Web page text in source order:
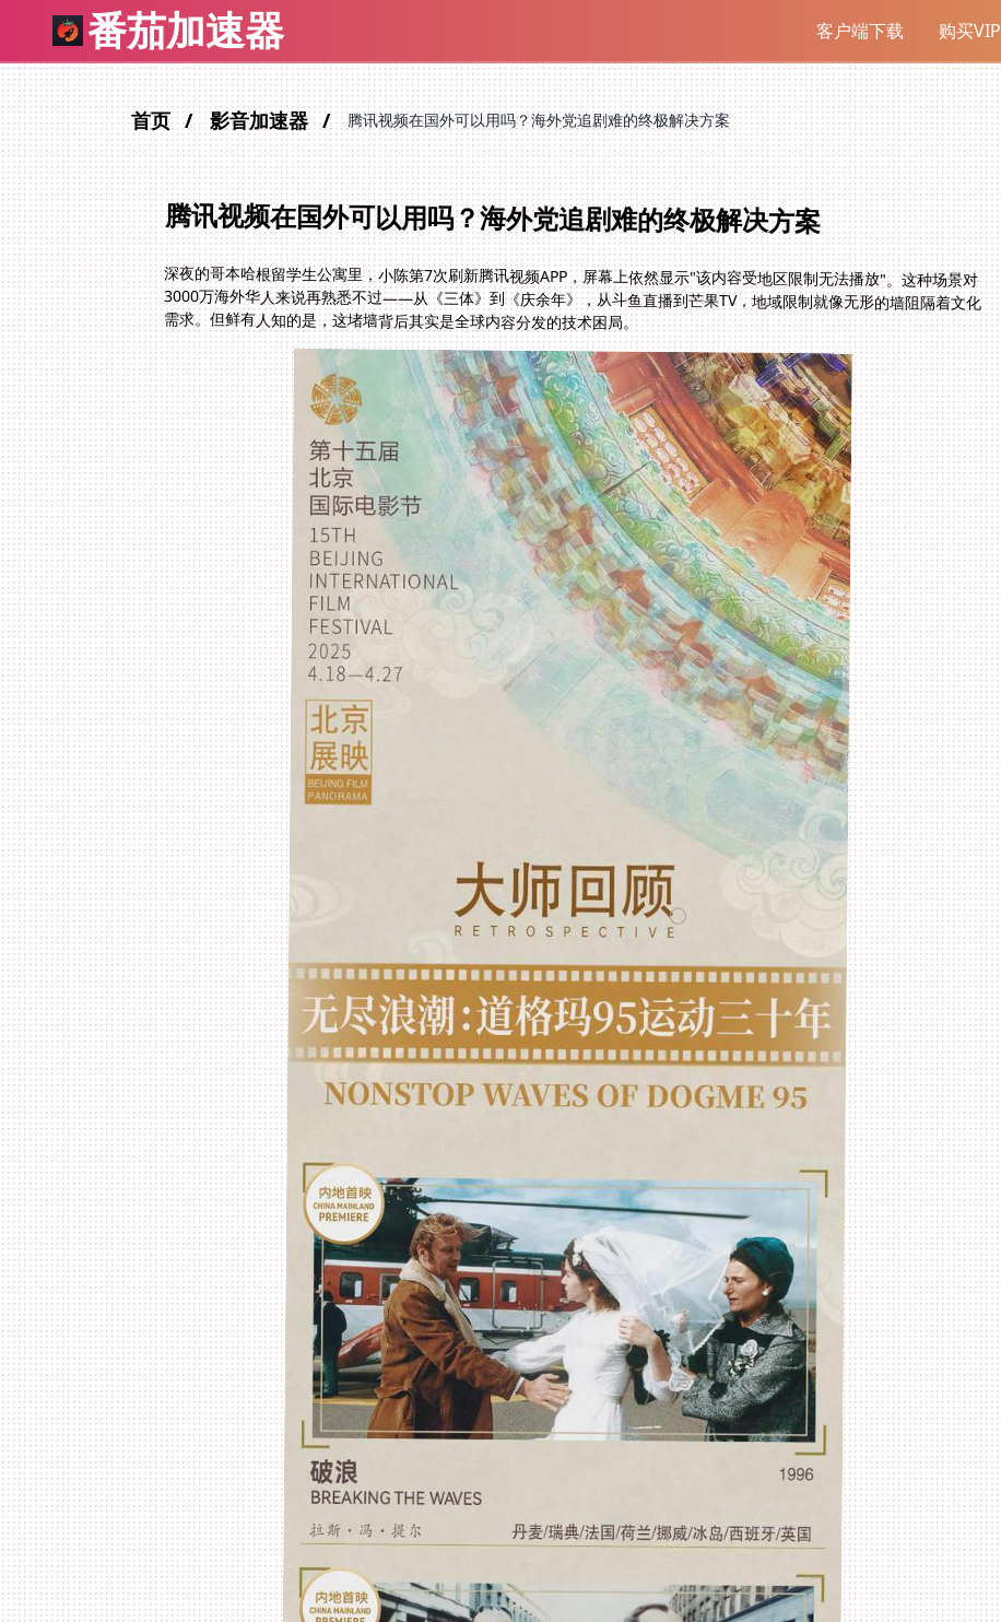
番茄加速器 客户端下载 购买VIP
首页 影音加速器 腾讯视频在国外可以用吗？海外党追剧难的终极解决方案
腾讯视频在国外可以用吗？海外党追剧难的终极解决方案
深夜的哥本哈根留学生公寓里，小陈第7次刷新腾讯视频APP，屏幕上依然显示"该内容受地区限制无法播放"。这种场景对
3000万海外华人来说再熟悉不过——从《三体》到《庆余年》，从斗鱼直播到芒果TV，地域限制就像无形的墙阻隔着文化
需求。但鲜有人知的是，这堵墙背后其实是全球内容分发的技术困局。